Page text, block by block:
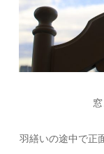
羽繕いの途中で正